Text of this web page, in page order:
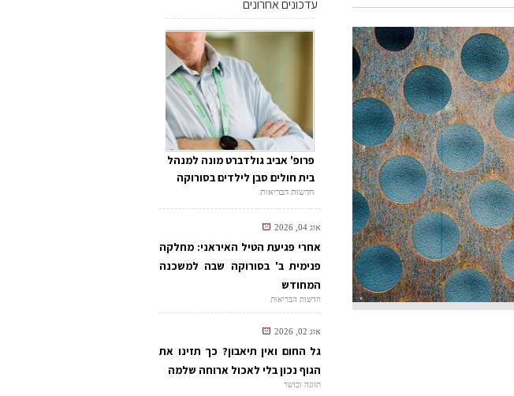
עדכונים אחרונים
פרופ' אביב גולדברט מונה למנהל
בית חולים סבן לילדים בסורוקה
חדשות הבריאות
אוג 04, 2026
אחרי פגיעת הטיל האיראני: מחלקה
פנימית ב' בסורוקה שבה למשכנה
המחודש
חדשות הבריאות
אוג 02, 2026
גל החום ואין תיאבון? כך תזינו את
הגוף נכון בלי לאכול ארוחה שלמה
תזונה וכושר